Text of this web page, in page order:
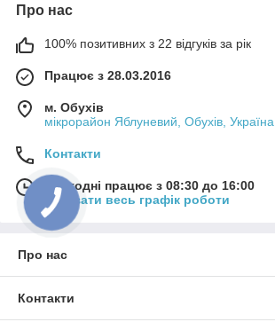
Про нас
100% позитивних з 22 відгуків за рік
Працює з 28.03.2016
м. Обухів
мікрорайон Яблуневий, Обухів, Україна
Контакти
Сьогодні працює з 08:30 до 16:00
Показати весь графік роботи
Про нас
Контакти